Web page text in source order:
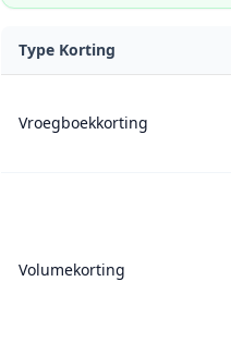
Type Korting
Vroegboekkorting
Volumekorting